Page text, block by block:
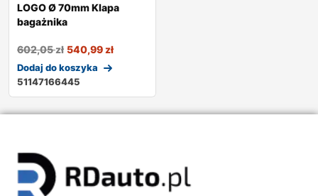
LOGO Ø 70mm Klapa
bagażnika
602,05zł 540,99zł
Dodaj do koszyka
51147166445